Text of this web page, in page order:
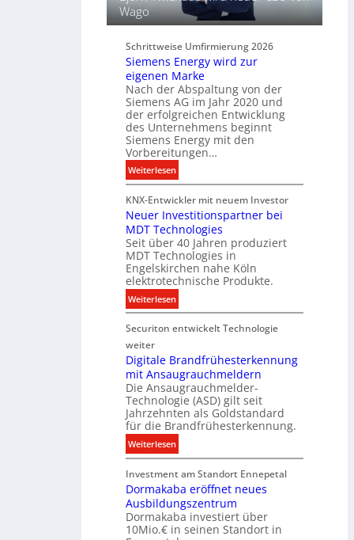
u
d
B
e
l
e
u
c
h
t
u
s
t
e
c
h
n
i
k
ü
r
i
g
i
t
a
l
e
P
r
o
d
u
k
t
d
a
t
e
Wago
Schrittweise Umfirmierung 2026
Siemens Energy wird zur
eigenen Marke
Nach der Abspaltung von der
Siemens AG im Jahr 2020 und
der erfolgreichen Entwicklung
des Unternehmens beginnt
Siemens Energy mit den
Vorbereitungen…
Weiterlesen:
S
i
e
m
e
n
s
E
n
r
y
w
i
r
d
u
r
e
i
g
e
KNX-Entwickler mit neuem Investor
Neuer Investitionspartner bei
MDT Technologies
Seit über 40 Jahren produziert
MDT Technologies in
Engelskirchen nahe Köln
elektrotechnische Produkte.
Weiterlesen:
N
e
e
r
I
n
v
e
s
t
i
t
i
o
Securiton entwickelt Technologie
weiter
Digitale Brandfrühesterkennung
mit Ansaugrauchmeldern
Die Ansaugrauchmelder-
Technologie (ASD) gilt seit
Jahrzehnten als Goldstandard
für die Brandfrühesterkennung.
Weiterlesen:
D
i
g
i
t
a
Investment am Standort Ennepetal
Dormakaba eröffnet neues
Ausbildungszentrum
Dormakaba investiert über
10Mio.€ in seinen Standort in